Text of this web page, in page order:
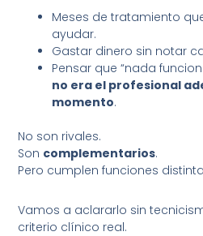
Meses de tratamiento
ayudar.
Gastar dinero sin notar
Pensar que “nada
no era el profesional
momento.
No son rivales.
Son complementarios.
Pero cumplen funciones
Vamos a aclararlo sin
criterio clínico real.